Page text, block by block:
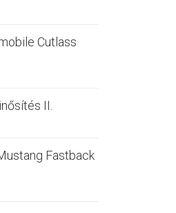
Cutlass
II.
Fastback